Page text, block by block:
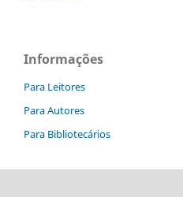
Informações
Para Leitores
Para Autores
Para Bibliotecários